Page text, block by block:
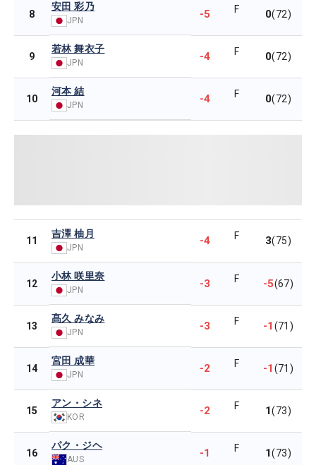
8
安田 彩乃
JPN -5 F 0(72)
9
若林 舞衣子
JPN -4 F 0(72)
10
河本 結
JPN -4 F 0(72)
11
吉澤 柚月
JPN
-4 F 3(75)
12
小林 咲里奈
JPN -3 F -5(67)
13
髙久 みなみ
JPN -3 F -1(71)
14
宮田 成華
JPN -2 F -1(71)
15
アン・シネ
KOR -2 F 1(73)
16
パク・ジヘ
AUS -1 F 1(73)